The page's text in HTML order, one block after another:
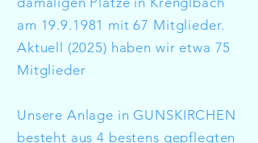
am 19.9.1981 mit 67 Mitglieder.
Aktuell (2025) haben wir etwa 75
Mitglieder
Unsere Anlage in GUNSKIRCHEN
besteht aus 4 bestens gepflegten